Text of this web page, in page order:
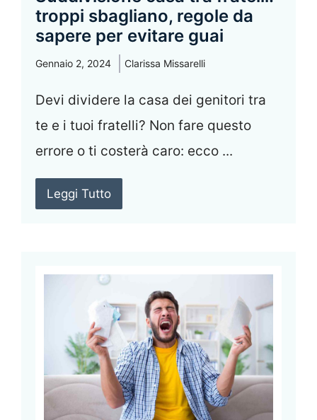
troppi sbagliano, regole da
sapere per evitare guai
Gennaio 2, 2024 Clarissa Missarelli
Devi dividere la casa dei genitori tra
te e i tuoi fratelli? Non fare questo
errore o ti costerà caro: ecco ...
Leggi Tutto